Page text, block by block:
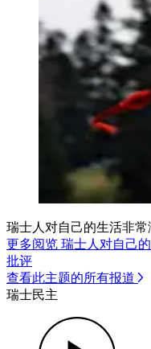
瑞士人对自己的生活非
更多阅览 瑞士人对自己
批评
查看此主题的所有报道
瑞士民主